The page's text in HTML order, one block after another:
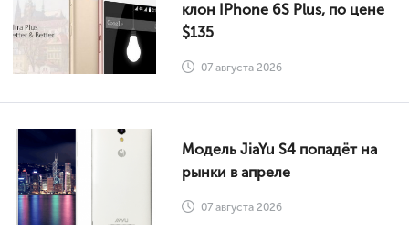
клон IPhone 6S Plus, по цене
$135
07 августа 2026
Модель JiaYu S4 попадёт на
рынки в апреле
07 августа 2026